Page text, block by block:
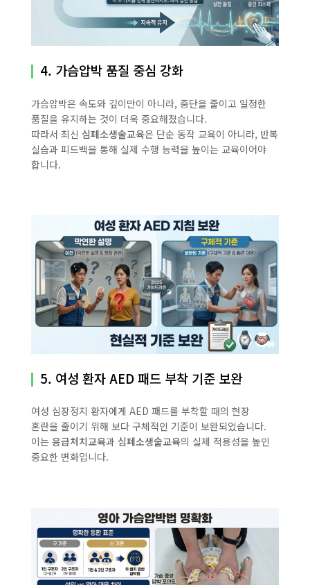
4. 가슴압박 품질 중심 강화
가슴압박은 속도와 깊이만이 아니라, 중단을 줄이고 일정한
품질을 유지하는 것이 더욱 중요해졌습니다.
따라서 최신 심폐소생술교육은 단순 동작 교육이 아니라, 반복
실습과 피드백을 통해 실제 수행 능력을 높이는 교육이어야
합니다.
5. 여성 환자 AED 패드 부착 기준 보완
여성 심장정지 환자에게 AED 패드를 부착할 때의 현장
혼란을 줄이기 위해 보다 구체적인 기준이 보완되었습니다.
이는 응급처치교육과 심폐소생술교육의 실제 적용성을 높인
중요한 변화입니다.